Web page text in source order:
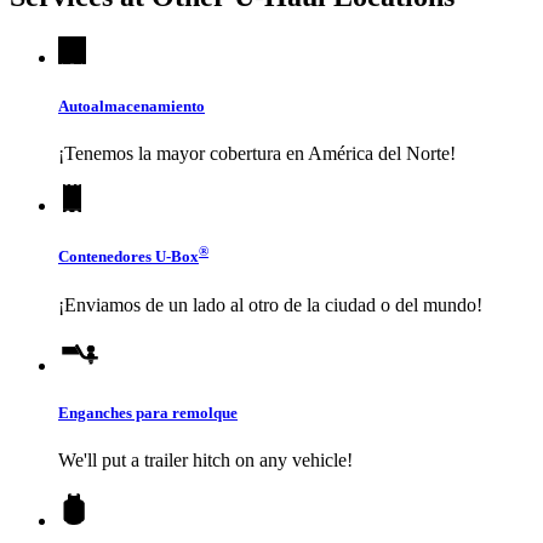
Autoalmacenamiento
¡Tenemos la mayor cobertura en América del Norte!
Contenedores U-Box®
¡Enviamos de un lado al otro de la ciudad o del mundo!
Enganches para remolque
We'll put a trailer hitch on any vehicle!